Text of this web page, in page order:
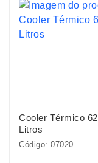
Cooler Térmico 62
Litros
Código: 07020